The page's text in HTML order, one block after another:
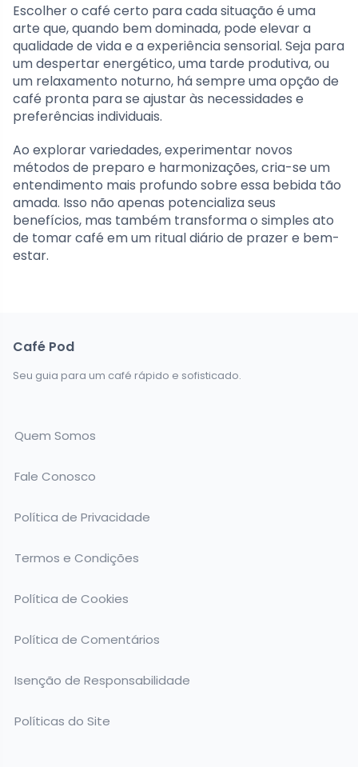
Escolher o café certo para cada situação é uma
arte que, quando bem dominada, pode elevar a
qualidade de vida e a experiência sensorial. Seja para
um despertar energético, uma tarde produtiva, ou
um relaxamento noturno, há sempre uma opção de
café pronta para se ajustar às necessidades e
preferências individuais.
Ao explorar variedades, experimentar novos
métodos de preparo e harmonizações, cria-se um
entendimento mais profundo sobre essa bebida tão
amada. Isso não apenas potencializa seus
benefícios, mas também transforma o simples ato
de tomar café em um ritual diário de prazer e bem-
estar.
Café Pod
Seu guia para um café rápido e sofisticado.
Quem Somos
Fale Conosco
Política de Privacidade
Termos e Condições
Política de Cookies
Política de Comentários
Isenção de Responsabilidade
Políticas do Site